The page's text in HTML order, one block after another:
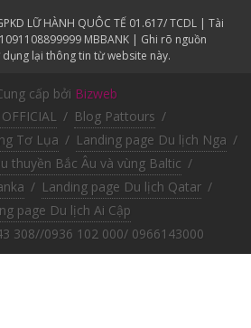
LỮ HÀNH QUÔC TẾ 01.617/ TCDL | Tài
MBBANK | Ghi rõ nguồn
lại thông tin từ website này.
cấp bởi Bizweb
/ Blog Pattours /
Tơ Lụa / Landing page Du lịch Nga /
thuyền Bắc Âu và vùng Baltic /
/ Landing page Du lịch Qatar /
page Du lịch Ai Cập
308//0936 102 000/ 0966143000